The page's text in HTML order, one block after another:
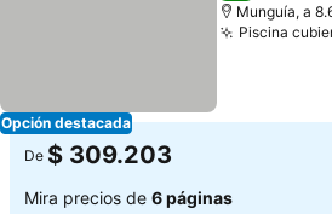
Opción destacada
Munguía, a
Piscina
De $ 309.203
Mira precios de 6 páginas